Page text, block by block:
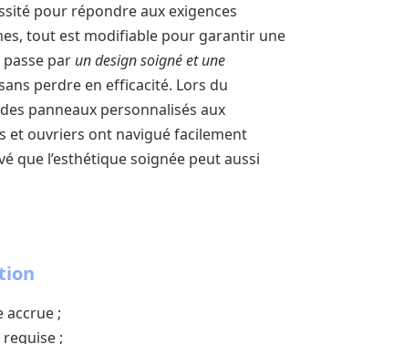
pour répondre aux exigences
tout est modifiable pour garantir une
par un design soigné et une
perdre en efficacité. Lors du
panneaux personnalisés aux
et ouvriers ont navigué facilement
que l’esthétique soignée peut aussi
accrue ;
;